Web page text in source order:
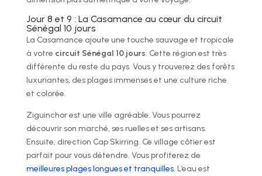
Jour 8 et 9 : La Casamance au cœur du circuit
Sénégal 10 jours
La Casamance ajoute une touche sauvage et tropicale
à votre circuit Sénégal 10 jours. Cette région est très
différente du reste du pays. Vous y trouverez des forêts
luxuriantes, des plages immenses et une culture riche
et colorée.
Ziguinchor est une ville agréable. Vous pourrez
découvrir son marché, ses ruelles et ses artisans.
Ensuite, direction Cap Skirring. Ce village côtier est
parfait pour vous détendre. Vous profiterez de
meilleures plages longues et tranquilles. L’eau est